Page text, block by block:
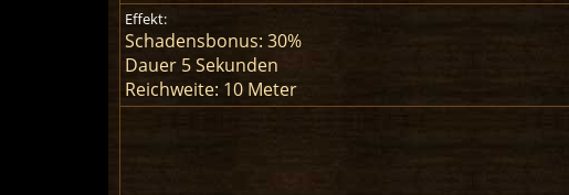
Effekt:
Schadensbonus: 30%
Dauer 5 Sekunden
Reichweite: 10 Meter